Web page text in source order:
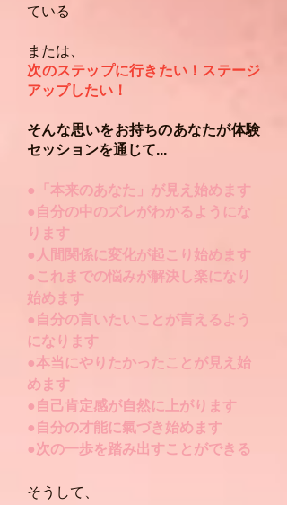
ている
​または、
次のステップに行きたい！ステージ
アップしたい！
​そんな思いをお持ちのあなたが​体験
セッションを通じて...
●「本来のあなた」が見え始めます
●自分の中のズレがわかるようにな
ります
●人間関係に変化が起こり始めます
●これまでの悩みが解決し楽になり
始めます
●自分の言いたいことが言えるよう
になります
●本当にやりたかったことが見え始
めます
●自己肯定感が自然に上がります
●自分の才能に氣づき始めます
●次の一歩を踏み出すことができる
そうして、